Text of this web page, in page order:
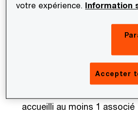
Les principaux chiffres
mouvements en 2023 :
de mouvements depuis la
accueilli au moins 1 associé
votre expérience. Information
Accepter